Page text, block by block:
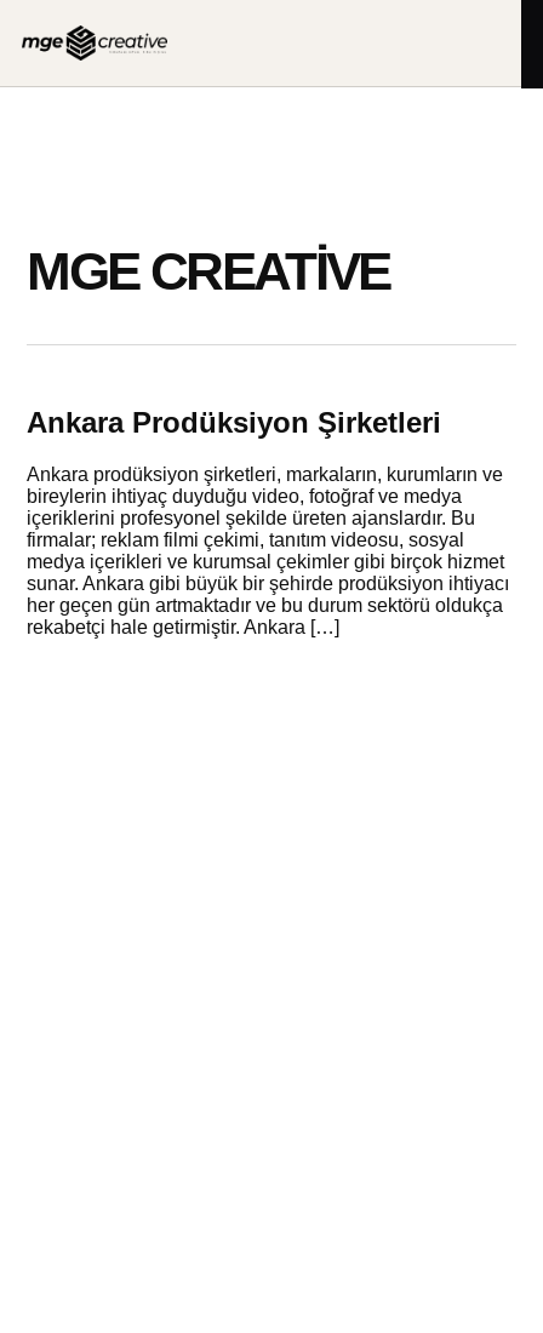
MGE CREATIVE
Ankara Prodüksiyon Şirketleri
Ankara prodüksiyon şirketleri, markaların, kurumların ve
bireylerin ihtiyaç duyduğu video, fotoğraf ve medya
içeriklerini profesyonel şekilde üreten ajanslardır. Bu
firmalar; reklam filmi çekimi, tanıtım videosu, sosyal
medya içerikleri ve kurumsal çekimler gibi birçok hizmet
sunar. Ankara gibi büyük bir şehirde prodüksiyon ihtiyacı
her geçen gün artmaktadır ve bu durum sektörü oldukça
rekabetçi hale getirmiştir. Ankara […]